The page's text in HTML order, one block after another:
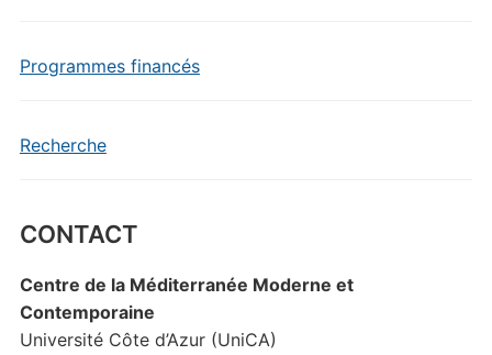
Programmes financés
Recherche
CONTACT
Centre de la Méditerranée Moderne et
Contemporaine
Université Côte d’Azur (UniCA)